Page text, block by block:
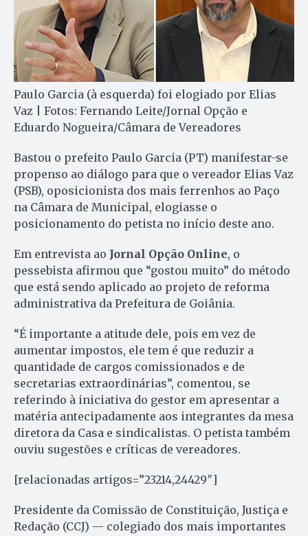
Paulo Garcia (à esquerda) foi elogiado por Elias
Vaz | Fotos: Fernando Leite/Jornal Opção e
Eduardo Nogueira/Câmara de Vereadores
Bastou o prefeito Paulo Garcia (PT) manifestar-se
propenso ao diálogo para que o vereador Elias Vaz
(PSB), oposicionista dos mais ferrenhos ao Paço
na Câmara de Municipal, elogiasse o
posicionamento do petista no início deste ano.
Em entrevista ao Jornal Opção Online, o
pessebista afirmou que “gostou muito” do método
que está sendo aplicado ao projeto de reforma
administrativa da Prefeitura de Goiânia.
“É importante a atitude dele, pois em vez de
aumentar impostos, ele tem é que reduzir a
quantidade de cargos comissionados e de
secretarias extraordinárias”, comentou, se
referindo à iniciativa do gestor em apresentar a
matéria antecipadamente aos integrantes da mesa
diretora da Casa e sindicalistas. O petista também
ouviu sugestões e críticas de vereadores.
[relacionadas artigos=”23214,24429″]
Presidente da Comissão de Constituição, Justiça e
Redação (CCJ) — colegiado dos mais importantes